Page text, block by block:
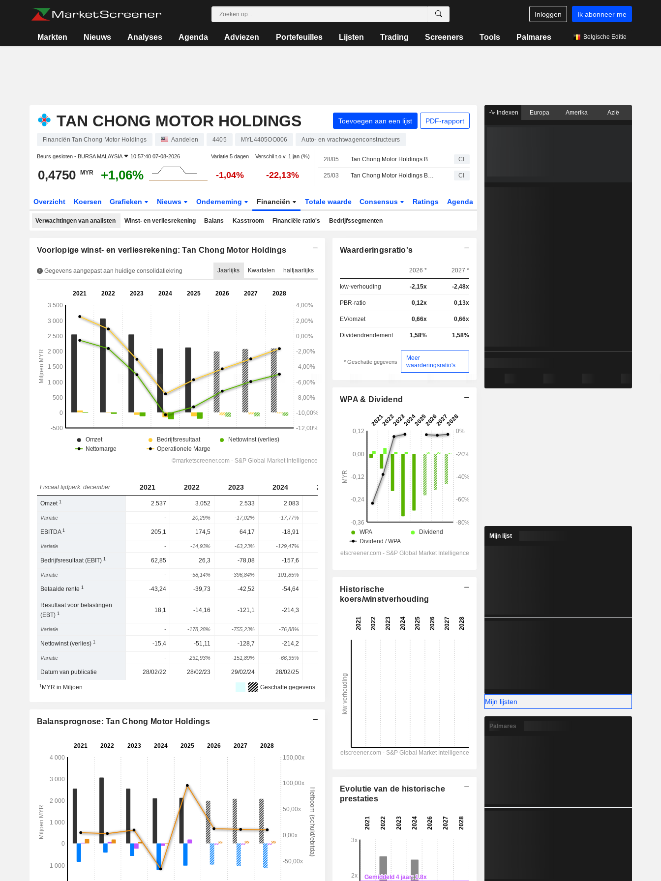
Inloggen Ik abonneer me
Markten Nieuws Analyses Agenda Adviezen Portefeuilles Lijsten Trading Screeners Tools Palmares Belgische Editie
TAN CHONG MOTOR HOLDINGS Toevoegen aan een lijst PDF-rapport
Financiën Tan Chong Motor Holdings Aandelen 4405 MYL4405OO006 Auto- en vrachtwagenconstructeurs
Beurs gesloten - BURSA MALAYSIA 10:57:40 07-08-2026 Variatie 5 dagen Verschil t.o.v. 1 jan (%)
0,4750 MYR +1,06% -1,04% -22,13%
28/05 Tan Chong Motor Holdings Berhad rapporteert resultaten over het eerste kwartaal eindigend op 31 maart 2026 CI
25/03 Tan Chong Motor Holdings Berhad kondigt herbenoeming aan van Dato Chan Choun Sien tot Senior Independent Non-Executive Director, met ingang van 25 maart 2026 CI
Overzicht Koersen Grafieken Nieuws Onderneming Financiën Totale waarde Consensus Ratings Agenda
Verwachtingen van analisten Winst- en verliesrekening Balans Kasstroom Financiële ratio's Bedrijfssegmenten
Voorlopige winst- en verliesrekening: Tan Chong Motor Holdings
Gegevens aangepast aan huidige consolidatiekring Jaarlijks Kwartalen halfjaarlijks
Fiscaal tijdperk: december 2021 2022 2023 2024 2025 2027 2028
Omzet1 2.537 3.052 2.533 2.083 1.981 2.067 2.078
Variatie - 20,29% -17,02% -17,77% -6,09% 4,35%
EBITDA1 205,1 174,5 64,17 -18,91 102
Variatie - -14,93% -63,23% -129,47%
Bedrijfsresultaat (EBIT)1 62,85 26,3 -78,08 -157,6
Variatie - -58,14% -396,84% -101,85%
Betaalde rente1 -43,24 -39,73 -42,52 -54,64 -53,14 -42,7 -46,13
Resultaat voor belastingen
(EBT)1 18,1 -14,16 -121,1 -214,3
Variatie - -178,28% -755,23% -76,88% 20,64% 15,28% 24,34%
Nettowinst (verlies)1 -15,4 -51,11 -128,7 -214,2 -143,1 -123,5
Variatie - -231,93% -151,89% -66,35% 26,76% 13,7%
Datum van publicatie 28/02/22 28/02/23 29/02/24 28/02/25
1MYR in Miljoen Geschatte gegevens
Balansprognose: Tan Chong Motor Holdings
Waarderingsratio's
2026 * 2027 *
k/w-verhouding -2,15x -2,48x
PBR-ratio 0,12x 0,13x
EV/omzet 0,66x 0,66x
Dividendrendement 1,58% 1,58%
* Geschatte gegevens
Meer
waarderingsratio's
WPA & Dividend
Historische
koers/winstverhouding
Evolutie van de historische
prestaties
Indexen Europa Amerika Azië
Mijn lijst
Mijn lijsten
Palmares